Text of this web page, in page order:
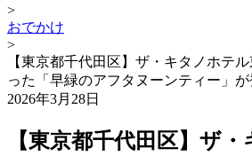
>
おでかけ
>
【東京都千代田区】ザ・キタノホテ
った「早緑のアフタヌーンティー」が
2026年3月28日
【東京都千代田区】ザ